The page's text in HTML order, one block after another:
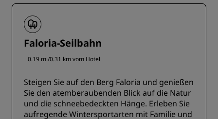
Faloria-Seilbahn
0.19 mi/0.31 km vom Hotel
Steigen Sie auf den Berg Faloria und genießen
Sie den atemberaubenden Blick auf die Natur
und die schneebedeckten Hänge. Erleben Sie
aufregende Wintersportarten mit Familie und